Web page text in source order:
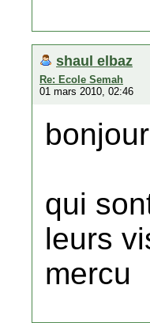
shaul elbaz
Re: Ecole Semah
01 mars 2010, 02:46
bonjour
qui
leurs
mercu